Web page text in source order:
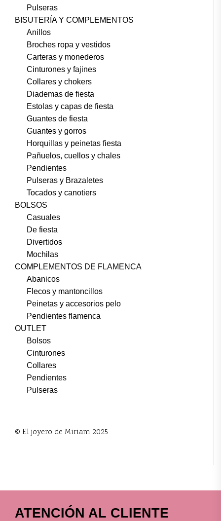
Pulseras
BISUTERÍA Y COMPLEMENTOS
Anillos
Broches ropa y vestidos
Carteras y monederos
Cinturones y fajines
Collares y chokers
Diademas de fiesta
Estolas y capas de fiesta
Guantes de fiesta
Guantes y gorros
Horquillas y peinetas fiesta
Pañuelos, cuellos y chales
Pendientes
Pulseras y Brazaletes
Tocados y canotiers
BOLSOS
Casuales
De fiesta
Divertidos
Mochilas
COMPLEMENTOS DE FLAMENCA
Abanicos
Flecos y mantoncillos
Peinetas y accesorios pelo
Pendientes flamenca
OUTLET
Bolsos
Cinturones
Collares
Pendientes
Pulseras
© El joyero de Miriam 2025
ATENCIÓN AL CLIENTE